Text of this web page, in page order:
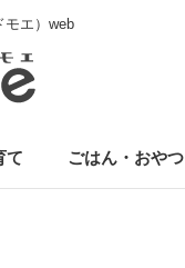
モエ）web
て ごはん・おやつ